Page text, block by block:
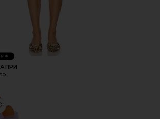
ВИТАМИННЫЕ МАРМЕЛАДКИ PURR